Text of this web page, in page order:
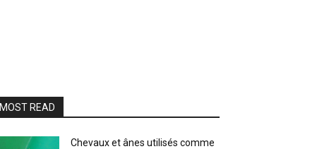
MOST READ
Chevaux et ânes utilisés comme